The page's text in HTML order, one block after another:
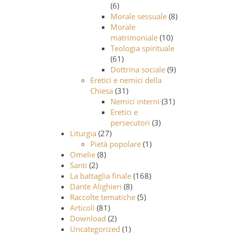
(6)
Morale sessuale(8)
Morale
matrimoniale(10)
Teologia spirituale
(61)
Dottrina sociale(9)
Eretici e nemici della
Chiesa (31)
Nemici interni (31)
Eretici e
persecutori (3)
Liturgia (27)
Pietà popolare(1)
Omelie(8)
Santi (2)
La battaglia finale(168)
Dante Alighieri (8)
Raccolte tematiche(5)
Articoli (81)
Download (2)
Uncategorized (1)